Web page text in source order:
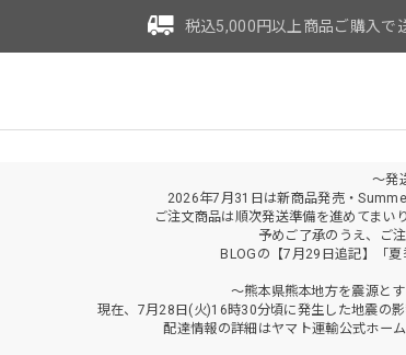
税込5,000円以上商品ご購入
～発
2026年7月31日は新商品発売・
ご注文商品は順次発送準備を進めてまい
予めご了承のうえ、ご
BLOGの【7月29日追記】「
～熊本県熊本地方を震源と
現在、7月28日(火)16時30分頃に発生した地震の
配達情報の詳細はヤマト運輸公式ホー